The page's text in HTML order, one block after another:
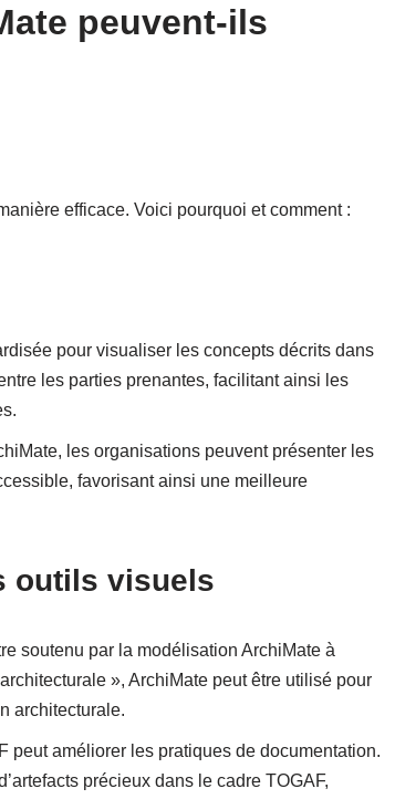
peuvent-ils
efficace. Voici pourquoi et comment :
pour visualiser les concepts décrits dans
les parties prenantes, facilitant ainsi les
les organisations peuvent présenter les
favorisant ainsi une meilleure
outils visuels
soutenu par la modélisation ArchiMate à
», ArchiMate peut être utilisé pour
architecturale.
peut améliorer les pratiques de documentation.
précieux dans le cadre TOGAF,